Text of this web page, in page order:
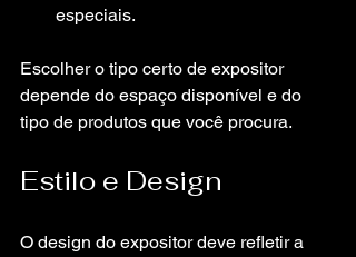
especiais.
Escolher o tipo certo de expositor
depende do espaço disponível e do
tipo de produtos que você procura.
Estilo e Design
O design do expositor deve refletir a